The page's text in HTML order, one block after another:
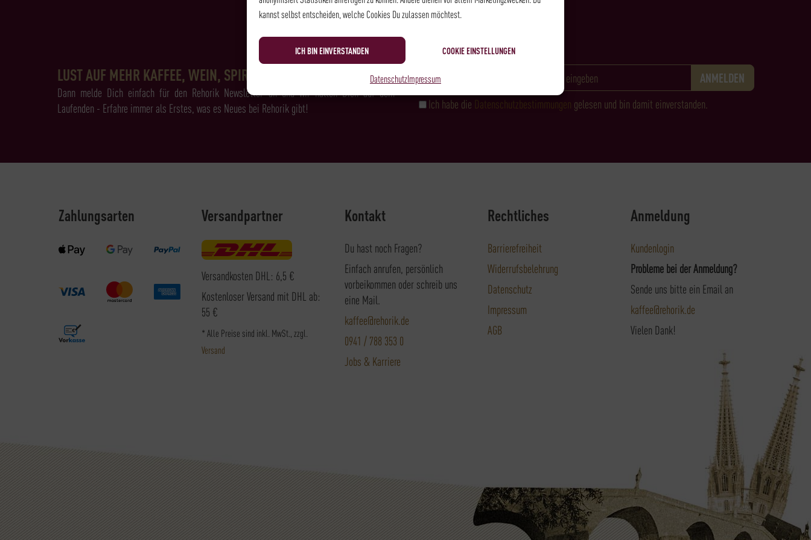
kannst selbst entscheiden, welche Cookies Du zulassen möchtest.
ICH BIN EINVERSTANDEN COOKIE EINSTELLUNGEN
DatenschutzImpressum
NEWSLETTER
LUST AUF MEHR KAFFEE, WEIN, SPIRITS & FEINKOST?
Dann melde Dich einfach für den Rehorik Newsletter an und wir halten Dich auf dem
Laufenden - Erfahre immer als Erstes, was es Neues bei Rehorik gibt!
Ich habe die Datenschutzbestimmungen gelesen und bin damit einverstanden.
Zahlungsarten Versandpartner
Versandkosten DHL: 6,5 €
Kostenloser Versand mit DHL ab:
55 €
* Alle Preise sind inkl. MwSt., zzgl.
Versand
Kontakt
Du hast noch Fragen?
Einfach anrufen, persönlich
vorbeikommen oder schreib uns
eine Mail.
kaffee@rehorik.de
0941 / 788 353 0
Jobs & Karriere
Rechtliches
Barrierefreiheit
Widerrufsbelehrung
Datenschutz
Impressum
AGB
Anmeldung
Kundenlogin
Probleme bei der Anmeldung?
Sende uns bitte ein Email an
kaffee@rehorik.de
Vielen Dank!